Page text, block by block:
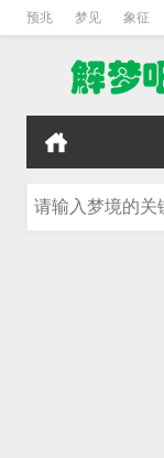
预兆 梦见 象征